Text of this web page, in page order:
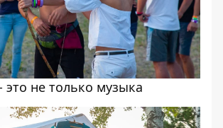
это не только музыка